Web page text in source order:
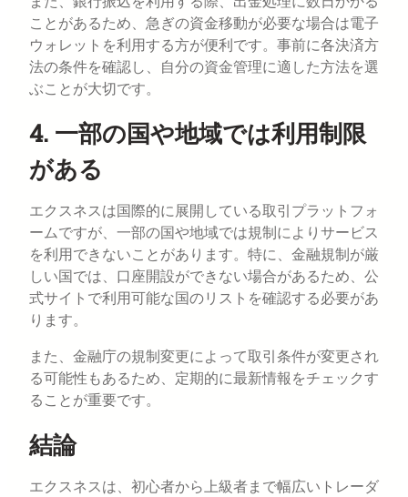
ことがあるため、急ぎの資金移動が必要な場合は電子
ウォレットを利用する方が便利です。事前に各決済方
法の条件を確認し、自分の資金管理に適した方法を選
ぶことが大切です。
4. 一部の国や地域では利用制限
がある
エクスネスは国際的に展開している取引プラットフォ
ームですが、一部の国や地域では規制によりサービス
を利用できないことがあります。特に、金融規制が厳
しい国では、口座開設ができない場合があるため、公
式サイトで利用可能な国のリストを確認する必要があ
ります。
また、金融庁の規制変更によって取引条件が変更され
る可能性もあるため、定期的に最新情報をチェックす
ることが重要です。
結論
エクスネスは、初心者から上級者まで幅広いトレーダ